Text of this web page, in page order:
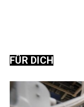
FÜR DICH